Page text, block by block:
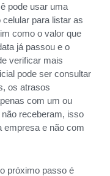
pode usar uma
para listar as
como o valor que
já passou e o
verificar mais
pode ser consultar
os atrasos
com um ou
receberam, isso
empresa e não com
próximo passo é